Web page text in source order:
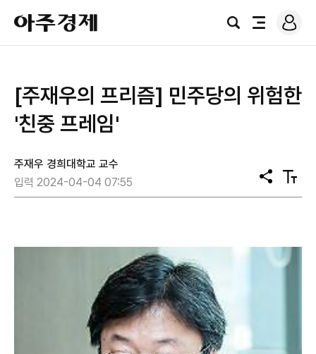
아
주
경
검
전
로
그
[주재우의 프리즘] 민주당의 위험한
'친중 프레임'
주재우 경희대학교 교수
입력 2024-04-04 07:55
공
유
텍
스